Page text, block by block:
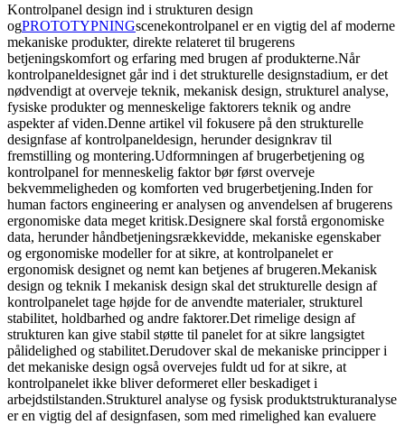
Kontrolpanel design ind i strukturen design
ogPROTOTYPNINGscenekontrolpanel er en vigtig del af moderne
mekaniske produkter, direkte relateret til brugerens
betjeningskomfort og erfaring med brugen af ​​produkterne.Når
kontrolpaneldesignet går ind i det strukturelle designstadium, er det
nødvendigt at overveje teknik, mekanisk design, strukturel analyse,
fysiske produkter og menneskelige faktorers teknik og andre
aspekter af viden.Denne artikel vil fokusere på den strukturelle
designfase af kontrolpaneldesign, herunder designkrav til
fremstilling og montering.Udformningen af ​​brugerbetjening og
kontrolpanel for menneskelig faktor bør først overveje
bekvemmeligheden og komforten ved brugerbetjening.Inden for
human factors engineering er analysen og anvendelsen af ​​brugerens
ergonomiske data meget kritisk.Designere skal forstå ergonomiske
data, herunder håndbetjeningsrækkevidde, mekaniske egenskaber
og ergonomiske modeller for at sikre, at kontrolpanelet er
ergonomisk designet og nemt kan betjenes af brugeren.Mekanisk
design og teknik I mekanisk design skal det strukturelle design af
kontrolpanelet tage højde for de anvendte materialer, strukturel
stabilitet, holdbarhed og andre faktorer.Det rimelige design af
strukturen kan give stabil støtte til panelet for at sikre langsigtet
pålidelighed og stabilitet.Derudover skal de mekaniske principper i
det mekaniske design også overvejes fuldt ud for at sikre, at
kontrolpanelet ikke bliver deformeret eller beskadiget i
arbejdstilstanden.Strukturel analyse og fysisk produktstrukturanalyse
er en vigtig del af designfasen, som med rimelighed kan evaluere